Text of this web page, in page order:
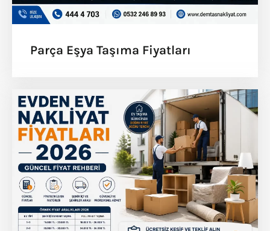
Parça Eşya Taşıma Fiyatları